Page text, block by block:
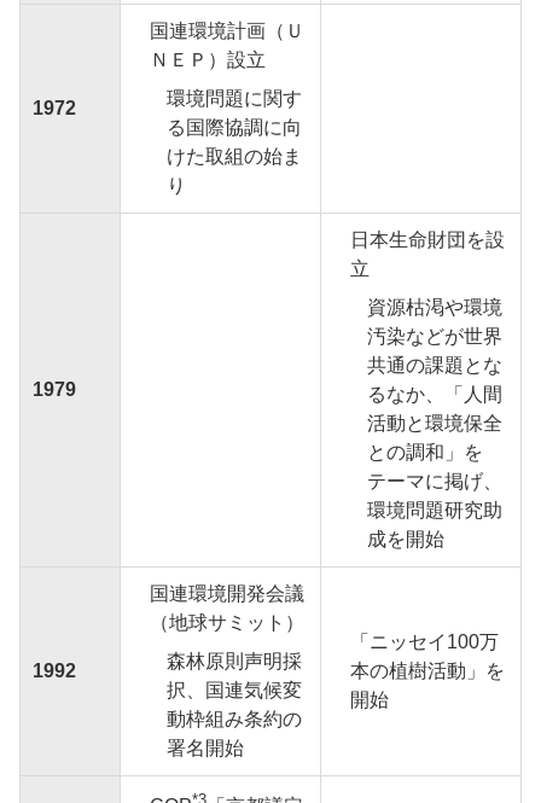
1972
国連環境計画（Ｕ
ＮＥＰ）設立
環境問題に関す
る国際協調に向
けた取組の始ま
り
1979
日本生命財団を設
立
資源枯渇や環境
汚染などが世界
共通の課題とな
るなか、「人間
活動と環境保全
との調和」を
テーマに掲げ、
環境問題研究助
成を開始
1992
国連環境開発会議
（地球サミット）
森林原則声明採
択、国連気候変
動枠組み条約の
署名開始
「ニッセイ100万
本の植樹活動」を
開始